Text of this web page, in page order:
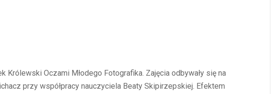
Oczami Młodego Fotografika. Zajęcia odbywały się na
przy współpracy nauczyciela Beaty Skipirzepskiej. Efektem